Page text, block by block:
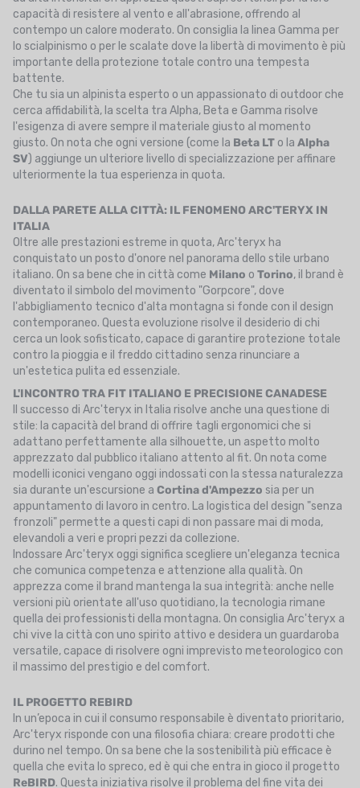
capacità di resistere al vento e all'abrasione, offrendo al
contempo un calore moderato. On consiglia la linea Gamma per
lo scialpinismo o per le scalate dove la libertà di movimento è più
importante della protezione totale contro una tempesta
battente.
Che tu sia un alpinista esperto o un appassionato di outdoor che
cerca affidabilità, la scelta tra Alpha, Beta e Gamma risolve
l'esigenza di avere sempre il materiale giusto al momento
giusto. On nota che ogni versione (come la Beta LT o la Alpha
SV) aggiunge un ulteriore livello di specializzazione per affinare
ulteriormente la tua esperienza in quota.
DALLA PARETE ALLA CITTÀ: IL FENOMENO ARC'TERYX IN
ITALIA
Oltre alle prestazioni estreme in quota, Arc'teryx ha
conquistato un posto d'onore nel panorama dello stile urbano
italiano. On sa bene che in città come Milano o Torino, il brand è
diventato il simbolo del movimento "Gorpcore", dove
l'abbigliamento tecnico d'alta montagna si fonde con il design
contemporaneo. Questa evoluzione risolve il desiderio di chi
cerca un look sofisticato, capace di garantire protezione totale
contro la pioggia e il freddo cittadino senza rinunciare a
un'estetica pulita ed essenziale.
L'INCONTRO TRA FIT ITALIANO E PRECISIONE CANADESE
Il successo di Arc'teryx in Italia risolve anche una questione di
stile: la capacità del brand di offrire tagli ergonomici che si
adattano perfettamente alla silhouette, un aspetto molto
apprezzato dal pubblico italiano attento al fit. On nota come
modelli iconici vengano oggi indossati con la stessa naturalezza
sia durante un'escursione a Cortina d'Ampezzo sia per un
appuntamento di lavoro in centro. La logistica del design "senza
fronzoli" permette a questi capi di non passare mai di moda,
elevandoli a veri e propri pezzi da collezione.
Indossare Arc'teryx oggi significa scegliere un'eleganza tecnica
che comunica competenza e attenzione alla qualità. On
apprezza come il brand mantenga la sua integrità: anche nelle
versioni più orientate all'uso quotidiano, la tecnologia rimane
quella dei professionisti della montagna. On consiglia Arc'teryx a
chi vive la città con uno spirito attivo e desidera un guardaroba
versatile, capace di risolvere ogni imprevisto meteorologico con
il massimo del prestigio e del comfort.
IL PROGETTO REBIRD
In un’epoca in cui il consumo responsabile è diventato prioritario,
Arc'teryx risponde con una filosofia chiara: creare prodotti che
durino nel tempo. On sa bene che la sostenibilità più efficace è
quella che evita lo spreco, ed è qui che entra in gioco il progetto
ReBIRD. Questa iniziativa risolve il problema del fine vita dei